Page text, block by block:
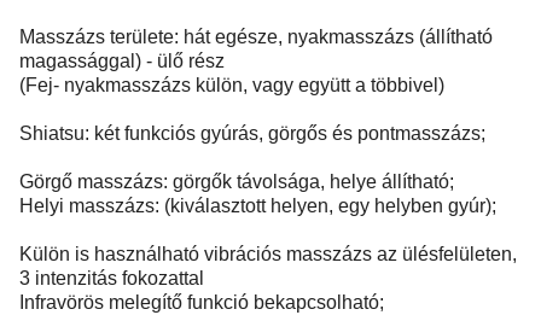
Masszázs területe: hát egésze, nyakmasszázs (állítható
magassággal) - ülő rész
(Fej- nyakmasszázs külön, vagy együtt a többivel)
Shiatsu: két funkciós gyúrás, görgős és pontmasszázs;
Görgő masszázs: görgők távolsága, helye állítható;
Helyi masszázs: (kiválasztott helyen, egy helyben gyúr);
Külön is használható vibrációs masszázs az ülésfelületen,
3 intenzitás fokozattal
Infravörös melegítő funkció bekapcsolható;